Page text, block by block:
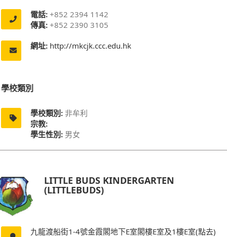
電話: +852 2394 1142
傳真: +852 2390 3105
網址: http://mkcjk.ccc.edu.hk
學校類別
學校類別: 非牟利
宗教:
學生性別: 男女
LITTLE BUDS KINDERGARTEN
(LITTLEBUDS)
九龍渡船街1-4號金霞閣地下E室閣樓E室及1樓E室(點去)